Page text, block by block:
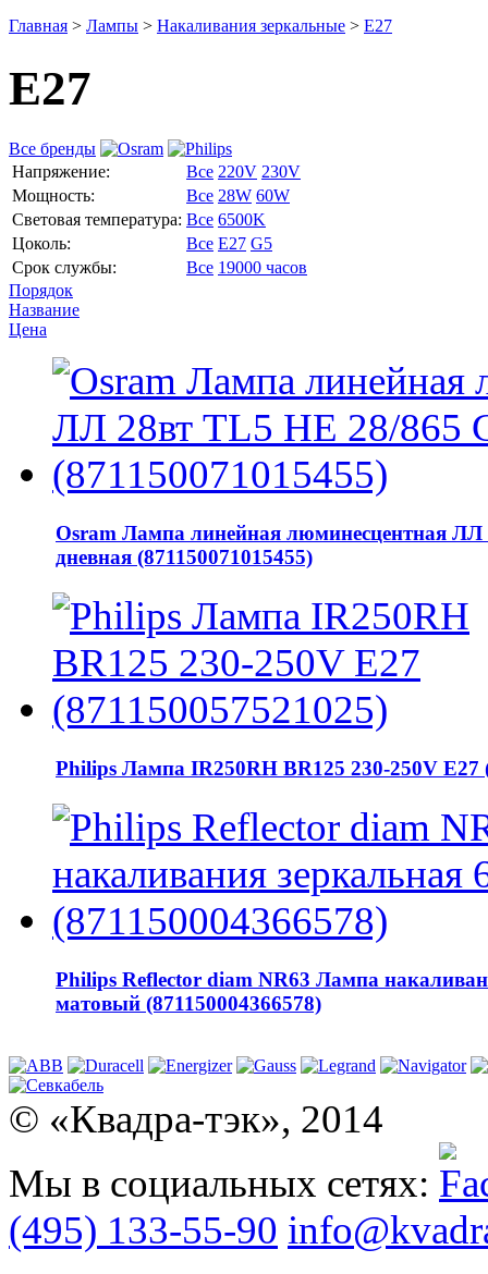
Главная > Лампы > Накаливания зеркальные > Е27
Е27
Все бренды
Напряжение:
Все 220V 230V
Мощность:
Все 28W 60W
Световая температура: Все 6500K
Цоколь:
Все E27 G5
Срок службы:
Все 19000 часов
Порядок
Название
Цена
Osram Лампа линейная люминесцентная ЛЛ
дневная (871150071015455)
Philips Лампа IR250RH BR125 230-250V E27
Philips Reflector diam NR63 Лампа
матовый (871150004366578)
© «Квадра-тэк», 2014
Мы в социальных сетях:
(495) 133-55-90